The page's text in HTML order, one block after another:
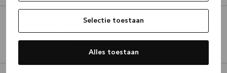
Selectie toestaan
Alles toestaan